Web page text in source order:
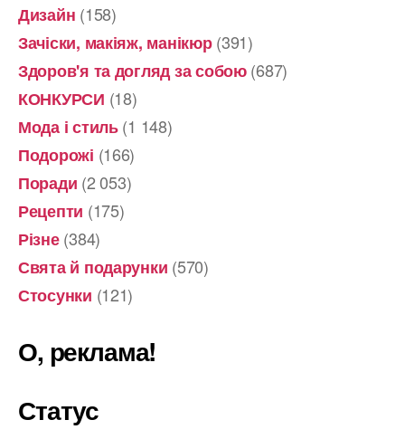
Дизайн (158)
Зачіски, макіяж, манікюр(391)
Здоров'я та догляд за собою(687)
КОНКУРСИ (18)
Мода і стиль(1 148)
Подорожі (166)
Поради (2 053)
Рецепти (175)
Різне(384)
Свята й подарунки (570)
Стосунки (121)
О, реклама!
Статус